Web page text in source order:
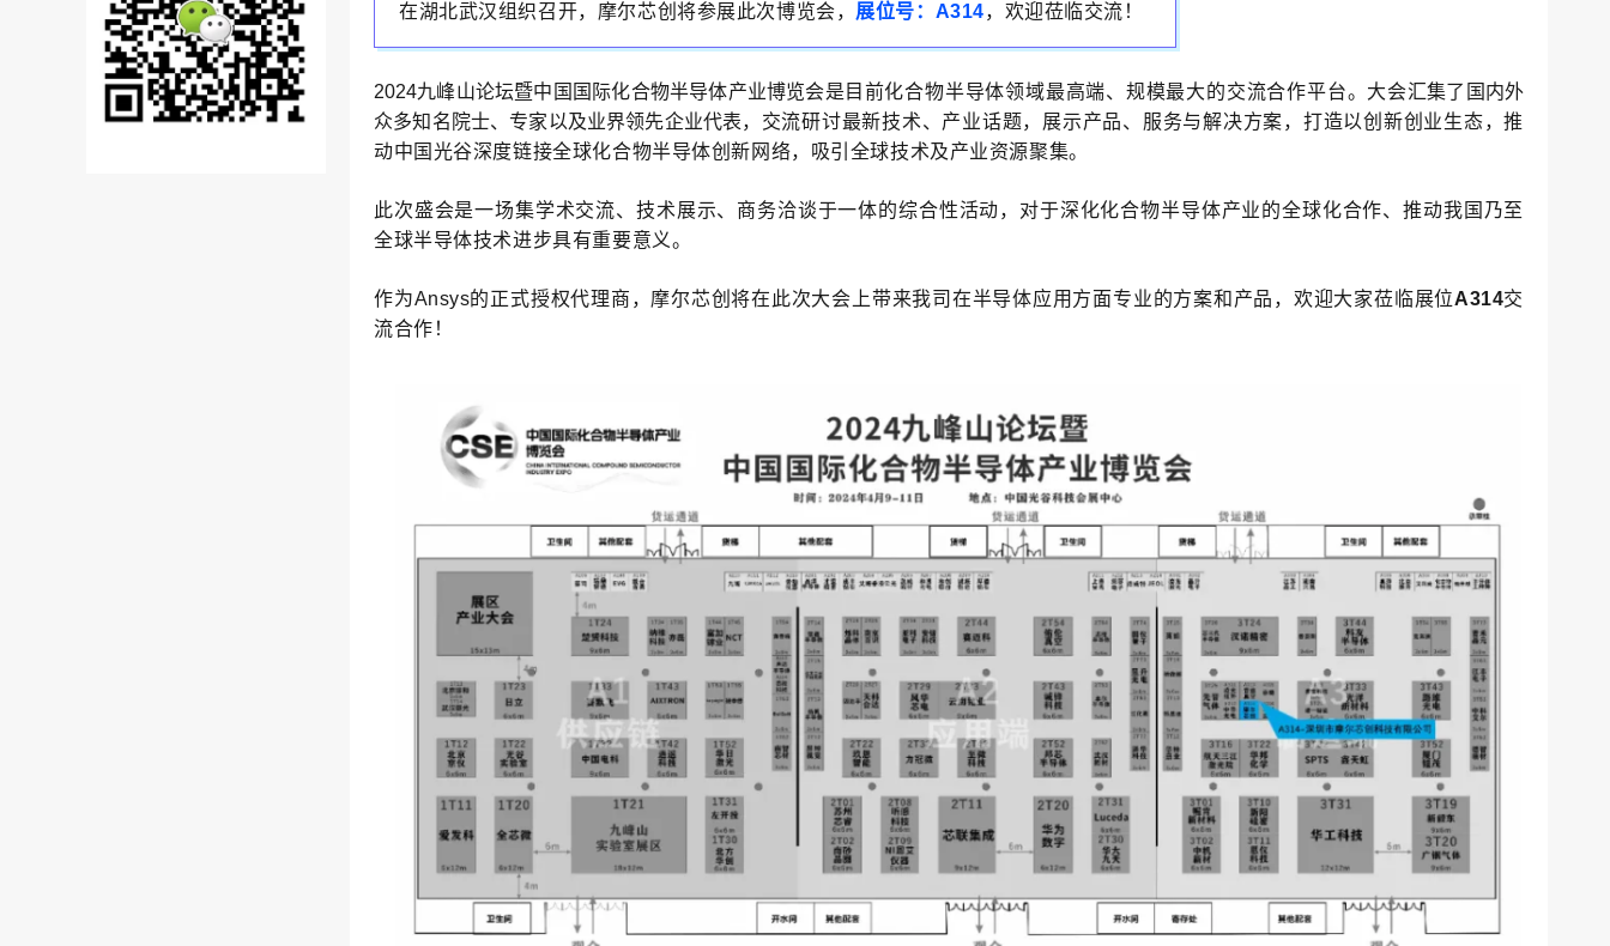
在湖北武汉组织召开，摩尔芯创将参展此次博览会， 展位号：A314， 欢迎莅临交流！
2024九峰山论坛暨中国国际化合物半导体产业博览会是 目前化合物半导体领域最高端、规模最大的交流合作平台。大会汇集了国内外
众多知名院士、专家以及业界领先企业代表， 交流研讨最新技术、产业话题，展示产品、服务与解决方案， 打造以创新创业生态，推
动中国光谷深度链接全球化合物半导体创新网络，吸引全球技术及产业资源聚集。
此次盛会是一场集学术交流、技术展示、商务洽谈于一体的综合性活动，对于深化化合物半导体产业的全球化合作、推动我国乃至
全球半导体技术进步具有重要意义。
作为Ansys的正式授权代理商，摩尔芯创将在此次大会上带来我司在半导体应用方面专业的方案和产品， 欢迎大家莅临展位A314交
流合作！